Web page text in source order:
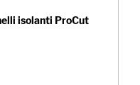
isolanti ProCut